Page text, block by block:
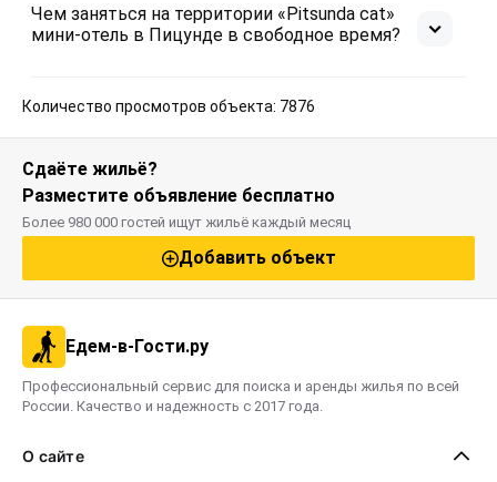
Чем заняться на территории «Pitsunda cat»
мини-отель в Пицунде в свободное время?
Количество просмотров объекта: 7876
Сдаёте жильё?
Разместите объявление бесплатно
Более 980 000 гостей ищут жильё каждый месяц
Добавить объект
Едем-в-Гости.ру
Профессиональный сервис для поиска и аренды жилья по всей
России. Качество и надежность с 2017 года.
О сайте